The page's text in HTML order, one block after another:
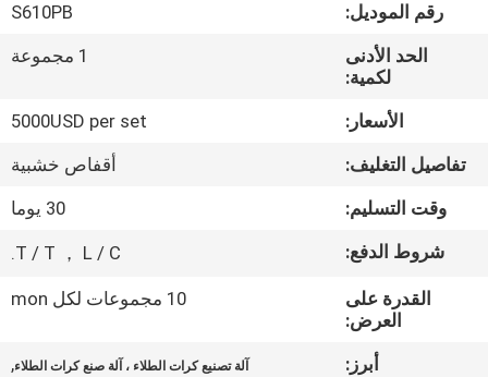
جولة
المصنع
مراقبة
الجودة
أخبار
رقم الموديل:
S610PB
الحد الأدنى
لكمية:
1 مجموعة
الأسعار:
5000USD per set
تفاصيل التغليف:
أقفاص خشبية
وقت التسليم:
30 يوما
شروط الدفع:
T / T ， L / C.
القدرة على
العرض:
10 مجموعات لكل mon
أبرز: آلة تصنيع كرات الطلاء ، آلة صنع كرات الطلاء,